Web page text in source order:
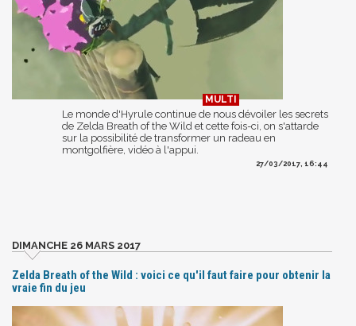
Le monde d'Hyrule continue de nous dévoiler les secrets
de Zelda Breath of the Wild et cette fois-ci, on s'attarde
sur la possibilité de transformer un radeau en
montgolfière, vidéo à l'appui.
27/03/2017, 16:44
DIMANCHE 26 MARS 2017
Zelda Breath of the Wild : voici ce qu'il faut faire pour obtenir la
vraie fin du jeu